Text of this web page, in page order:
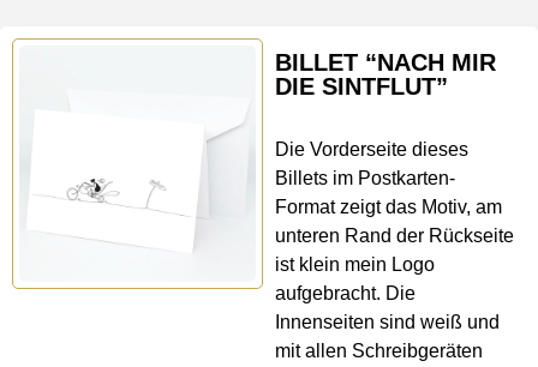
BILLET “NACH MIR
DIE SINTFLUT”
Die Vorderseite dieses
Billets im Postkarten-
Format zeigt das Motiv, am
unteren Rand der Rückseite
ist klein mein Logo
aufgebracht. Die
Innenseiten sind weiß und
mit allen Schreibgeräten